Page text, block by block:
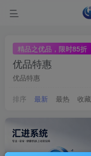
精品之优品，限时85折
优品特惠
优品特惠
排序 最新 最热 收藏